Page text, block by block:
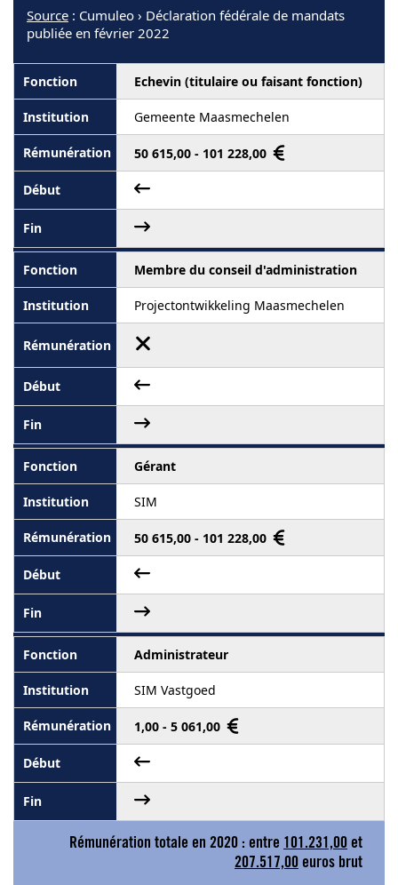
Source : Cumuleo › Déclaration fédérale de mandats
publiée en février 2022
Echevin (titulaire ou faisant fonction)
Gemeente Maasmechelen
50 615,00 - 101 228,00
Membre du conseil d'administration
Projectontwikkeling Maasmechelen
Gérant
SIM
50 615,00 - 101 228,00
Administrateur
SIM Vastgoed
1,00 - 5 061,00
Rémunération totale en 2020 : entre 101.231,00 et
207.517,00 euros brut